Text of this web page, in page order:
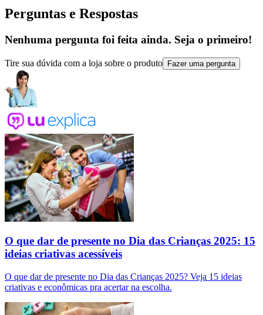
Perguntas e Respostas
Nenhuma pergunta foi feita ainda. Seja o primeiro!
Tire sua dúvida com a loja sobre o produto Fazer uma pergunta
O que dar de presente no Dia das Crianças 2025: 15
ideias criativas acessíveis
O que dar de presente no Dia das Crianças 2025? Veja 15 ideias
criativas e econômicas pra acertar na escolha.